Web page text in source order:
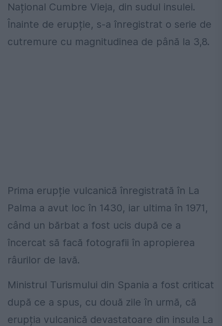
Național Cumbre Vieja, din sudul insulei.
Înainte de erupție, s-a înregistrat o serie de
cutremure cu magnitudinea de până la 3,8.
Prima erupție vulcanică înregistrată în La
Palma a avut loc în 1430, iar ultima în 1971,
când un bărbat a fost ucis după ce a
încercat să facă fotografii în apropierea
râurilor de lavă.
Ministrul Turismului din Spania a fost criticat
după ce a spus, cu două zile în urmă, că
erupția vulcanică devastatoare din insula La